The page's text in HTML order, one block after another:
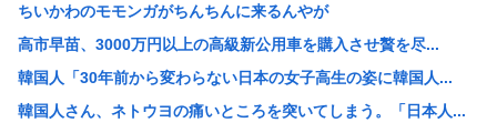
焼肉ライクで2170円食べ放題！今どき2170円の肉食べ...
なんで夏にマスクしてんだァ？
【悲報】京大生さん、ノリが寒すぎる
タトゥー彫り師さん「刺青入れてる奴は全員バカです」→30...
ちいかわのモモンガがちんちんに来るんやが
高市早苗、3000万円以上の高級新公用車を購入させ贅を尽...
韓国人「30年前から変わらない日本の女子高生の姿に韓国人...
韓国人さん、ネトウヨの痛いところを突いてしまう。「日本人...